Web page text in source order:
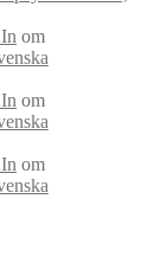
om
om
om